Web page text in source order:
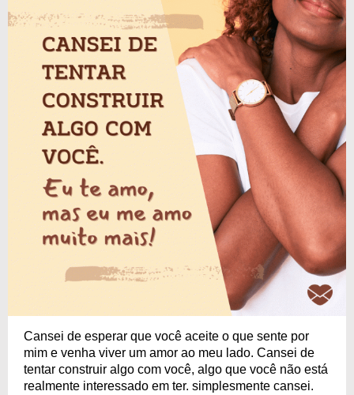
Cansei de esperar que você aceite o que sente por
mim e venha viver um amor ao meu lado. Cansei de
tentar construir algo com você, algo que você não está
realmente interessado em ter. simplesmente cansei.